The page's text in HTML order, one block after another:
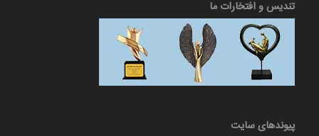
تندیس و افتخارات ما
پیوندهای سایت